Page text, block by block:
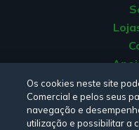
Livro
Os cookies neste site
Comercial e pelos seus
navegação e
utilização e possibilitar a